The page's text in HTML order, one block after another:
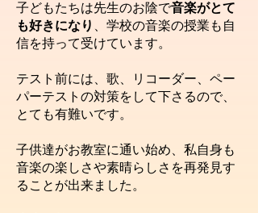
子どもたちは先生のお陰で音楽がとて
も好きになり
、学校の音楽の授業も自
信を持って受けています。
テスト前には、歌、リコーダー、ペー
パーテストの対策をして下さるので、
とても有難いです。
子供達がお教室に通い始め、 私自身も
音楽の楽しさや素晴らしさを再発見す
ることが出来ました。